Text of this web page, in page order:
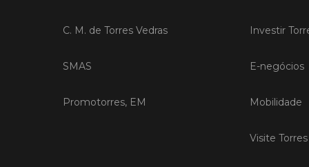
C. M. de Torres Vedras
SMAS
Promotorres, EM
Investir
E-negócios
Mobilidade
Visite